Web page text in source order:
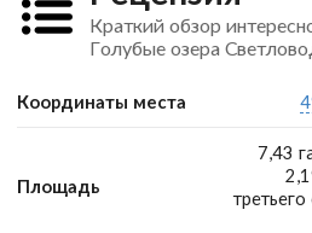
Краткий обзор
Голубые озера
Координаты места
Площадь
7,43